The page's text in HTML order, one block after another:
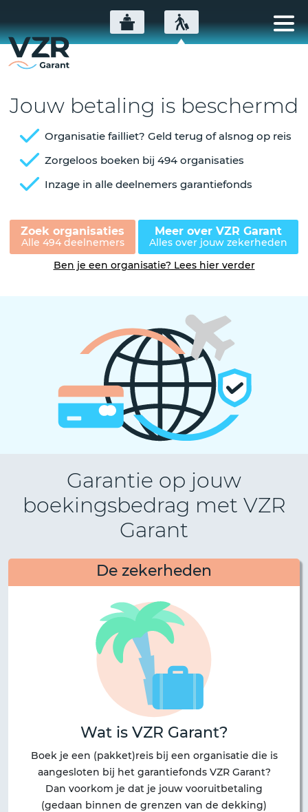
Jouw betaling is beschermd
Organisatie failliet? Geld terug of alsnog op reis
Zorgeloos boeken bij 494 organisaties
Inzage in alle deelnemers garantiefonds
Zoek organisaties
Alle 494 deelnemers
Meer over VZR Garant
Alles over jouw zekerheden
Ben je een organisatie? Lees hier verder
Garantie op jouw
boekingsbedrag met VZR
Garant
De zekerheden
Wat is VZR Garant?
Boek je een (pakket)reis bij een organisatie die is
aangesloten bij het garantiefonds VZR Garant?
Dan voorkom je dat je jouw vooruitbetaling
(gedaan binnen de grenzen van de dekking)